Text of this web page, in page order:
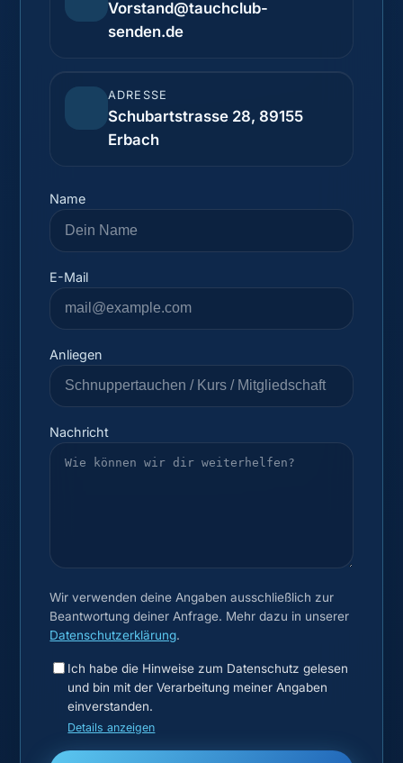
Vorstand@tauchclub-
senden.de
ADRESSE
Schubartstrasse 28, 89155
Erbach
Name
E-Mail
Anliegen
Nachricht
Wir verwenden deine Angaben ausschließlich zur
Beantwortung deiner Anfrage. Mehr dazu in unserer
Datenschutzerklärung.
Ich habe die Hinweise zum Datenschutz gelesen
und bin mit der Verarbeitung meiner Angaben
einverstanden.
Details anzeigen